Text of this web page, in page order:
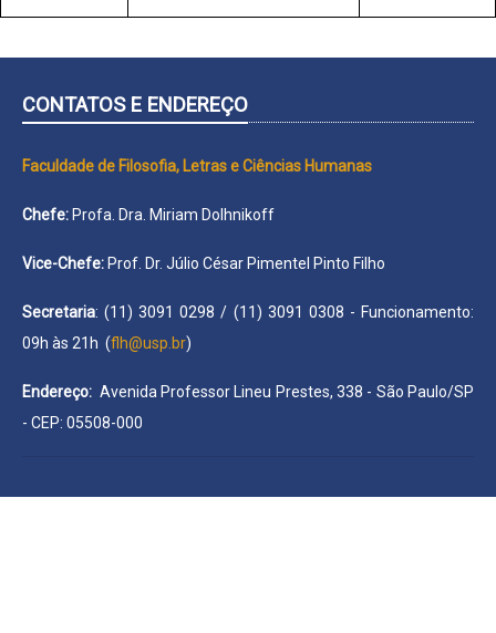
CONTATOS E ENDEREÇO
Faculdade de Filosofia, Letras e Ciências Humanas
Chefe: Profa. Dra. Miriam Dolhnikoff
Vice-Chefe: Prof. Dr. Júlio César Pimentel Pinto Filho
Secretaria: (11) 3091 0298 / (11) 3091 0308 - Funcionamento:
09h às 21h (flh@usp.br)
Endereço: Avenida Professor Lineu Prestes, 338 - São Paulo/SP
- CEP: 05508-000